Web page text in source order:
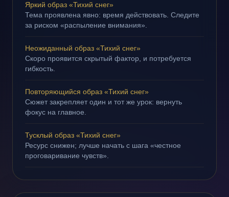
Яркий образ «Тихий снег»
Тема проявлена явно: время действовать. Следите
за риском «распыление внимания».
Неожиданный образ «Тихий снег»
Скоро проявится скрытый фактор, и потребуется
гибкость.
Повторяющийся образ «Тихий снег»
Сюжет закрепляет один и тот же урок: вернуть
фокус на главное.
Тусклый образ «Тихий снег»
Ресурс снижен; лучше начать с шага «честное
проговаривание чувств».